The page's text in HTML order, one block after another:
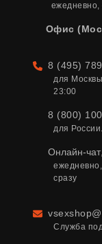
ежедневно,
Офис
Телефон
8 (495)
для
23:00
8 (800)
для
Онлайн-чат
сразу
Email
Служба